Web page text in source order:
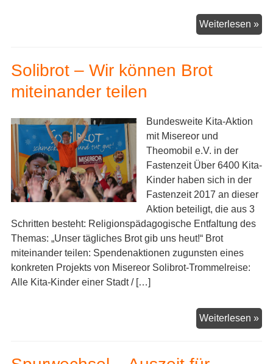
Weiterlesen »
Mr.
Solibrot – Wir können Brot
miteinander teilen
Bundesweite Kita-Aktion
mit Misereor und
Theomobil e.V. in der
Fastenzeit Über 6400 Kita-
Kinder haben sich in der
Fastenzeit 2017 an dieser
Aktion beteiligt, die aus 3
Schritten besteht: Religionspädagogische Entfaltung des
Themas: „Unser tägliches Brot gib uns heut!“ Brot
miteinander teilen: Spendenaktionen zugunsten eines
konkreten Projekts von Misereor Solibrot-Trommelreise:
Alle Kita-Kinder einer Stadt / […]
Weiterlesen »
–